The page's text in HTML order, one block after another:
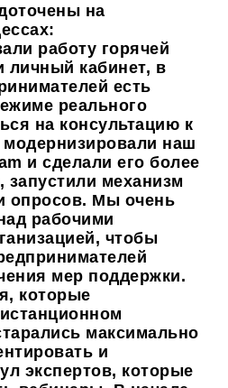
на
работу горячей
личный кабинет, в
есть
реального
на консультацию к
наш
и сделали его более
механизм
опросов. Мы очень
рабочими
чтобы
мер поддержки.
которые
максимально
и
экспертов, которые